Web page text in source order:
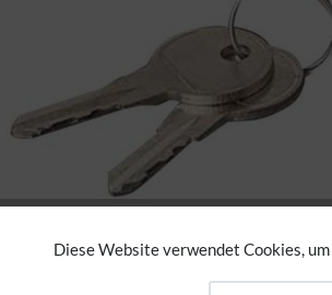
FunktionaleDiese Website verwendet Cookies,